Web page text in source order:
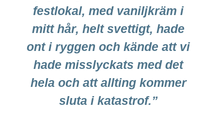
festlokal, med vaniljkräm i
mitt hår, helt svettigt, hade
ont i ryggen och kände att vi
hade misslyckats med det
hela och att allting kommer
sluta i katastrof.”